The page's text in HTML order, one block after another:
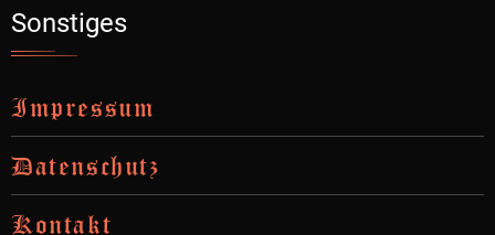
Sonstiges
Impressum
Datenschutz
Kontakt